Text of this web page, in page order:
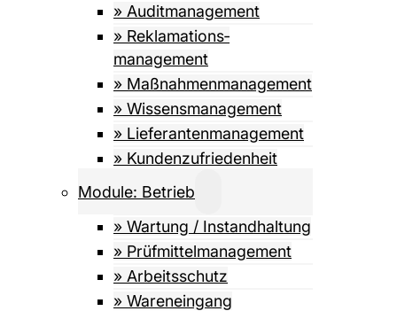
» Auditmanagement
» Reklamations­
management
» Maßnahmen­management
» Wissens­management
» Lieferanten­­­management
» Kundenzufriedenheit
Module: Betrieb
» Wartung / Instandhaltung
» Prüfmittel­­management
» Arbeitsschutz
» Wareneingang